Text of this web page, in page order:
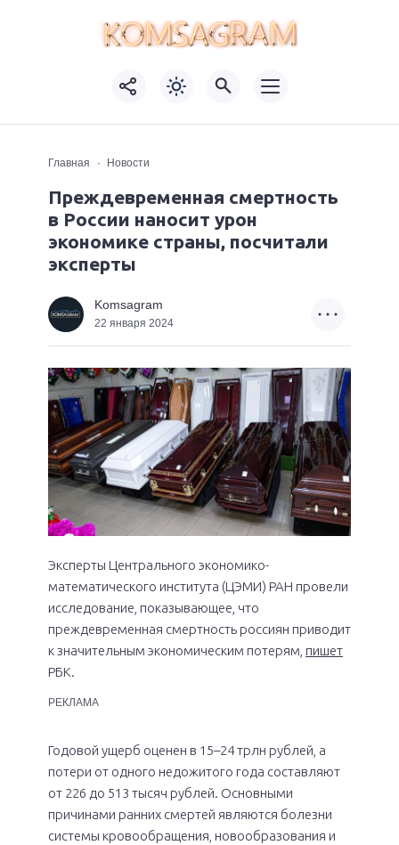
Главная Новости
Преждевременная смертность
в России наносит урон
экономике страны, посчитали
эксперты
Komsagram
22 января 2024
Эксперты Центрального экономико-
математического института (ЦЭМИ) РАН провели
исследование, показывающее, что
преждевременная смертность россиян приводит
к значительным экономическим потерям, пишет
РБК.
РЕКЛАМА
Годовой ущерб оценен в 15–24 трлн рублей, а
потери от одного недожитого года составляют
от 226 до 513 тысяч рублей. Основными
причинами ранних смертей являются болезни
системы кровообращения, новообразования и